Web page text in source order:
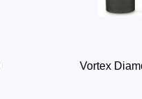
Vortex